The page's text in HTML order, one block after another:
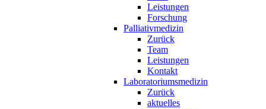
Leistungen
Forschung
Palliativmedizin
Zurück
Team
Leistungen
Kontakt
Laboratoriumsmedizin
Zurück
aktuelles